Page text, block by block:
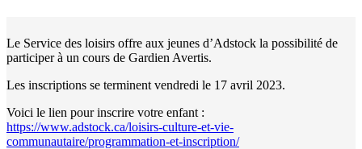
Le Service des loisirs offre aux jeunes d’Adstock la possibilité de
participer à un cours de Gardien Avertis.
Les inscriptions se terminent vendredi le 17 avril 2023.
Voici le lien pour inscrire votre enfant :
https://www.adstock.ca/loisirs-culture-et-vie-
communautaire/programmation-et-inscription/